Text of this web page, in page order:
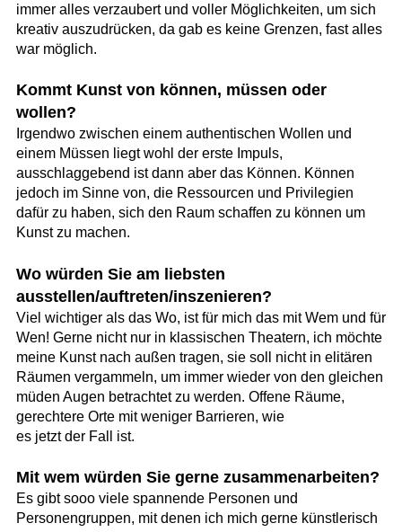
immer alles verzaubert und voller Möglichkeiten, um sich
kreativ auszudrücken, da gab es keine Grenzen, fast alles
war möglich.
Kommt Kunst von können, müssen oder
wollen?
Irgendwo zwischen einem authentischen Wollen und
einem Müssen liegt wohl der erste Impuls,
ausschlaggebend ist dann aber das Können. Können
jedoch im Sinne von, die Ressourcen und Privilegien
dafür zu haben, sich den Raum schaffen zu können um
Kunst zu machen.
Wo würden Sie am liebsten
ausstellen/auftreten/inszenieren?
Viel wichtiger als das Wo, ist für mich das mit Wem und für
Wen! Gerne nicht nur in klassischen Theatern, ich möchte
meine Kunst nach außen tragen, sie soll nicht in elitären
Räumen vergammeln, um immer wieder von den gleichen
müden Augen betrachtet zu werden. Offene Räume,
gerechtere Orte mit weniger Barrieren, wie
es jetzt der Fall ist.
Mit wem würden Sie gerne zusammenarbeiten?
Es gibt sooo viele spannende Personen und
Personengruppen, mit denen ich mich gerne künstlerisch